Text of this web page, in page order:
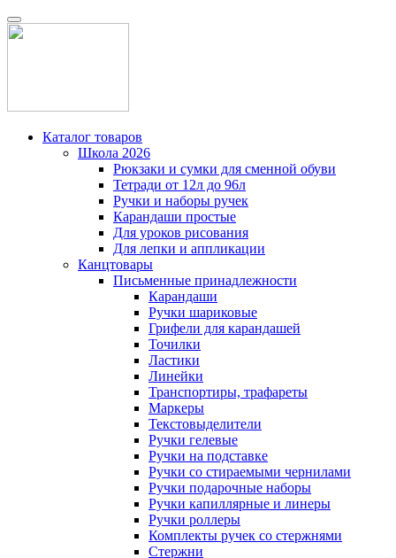
Каталог товаров
Школа 2026
Рюкзаки и сумки для сменной обуви
Тетради от 12л до 96л
Ручки и наборы ручек
Карандаши простые
Для уроков рисования
Для лепки и аппликации
Канцтовары
Письменные принадлежности
Карандаши
Ручки шариковые
Грифели для карандашей
Точилки
Ластики
Линейки
Транспортиры, трафареты
Маркеры
Текстовыделители
Ручки гелевые
Ручки на подставке
Ручки со стираемыми чернилами
Ручки подарочные наборы
Ручки капиллярные и линеры
Ручки роллеры
Комплекты ручек со стержнями
Стержни